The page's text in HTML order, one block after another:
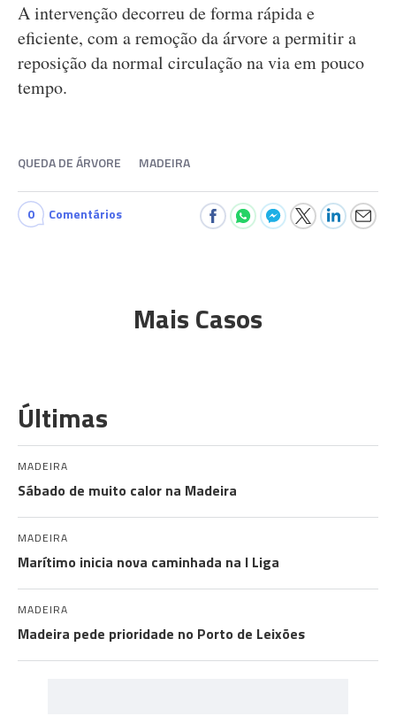
A intervenção decorreu de forma rápida e
eficiente, com a remoção da árvore a permitir a
reposição da normal circulação na via em pouco
tempo.
QUEDA DE ÁRVORE MADEIRA
0 Comentários
Mais Casos
Últimas
MADEIRA
Sábado de muito calor na Madeira
MADEIRA
Marítimo inicia nova caminhada na I Liga
MADEIRA
Madeira pede prioridade no Porto de Leixões